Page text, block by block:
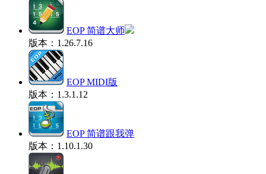
EOP 简谱大师
版本：1.26.7.16
EOP MIDI版
版本：1.3.1.12
EOP 简谱跟我弹
版本：1.10.1.30